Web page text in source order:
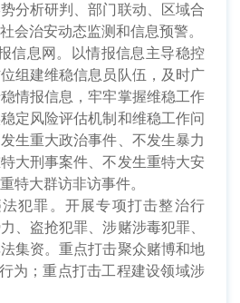
分析研判、部门联动、区域合
会治安动态监测和信息预警。
信息网。以情报信息主导稳控
组建维稳信息员队伍，及时广
情报信息，牢牢掌握维稳工作
定风险评估机制和维稳工作问
生重大政治事件、不发生暴力
大刑事案件、不发生重特大安
特大群访非访事件。
犯罪。开展专项打击整治行
、盗抢犯罪、涉赌涉毒犯罪、
集资。重点打击聚众赌博和地
为；重点打击工程建设领域涉